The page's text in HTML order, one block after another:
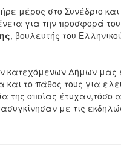
μέρος στο Συνέδριο και
για την προσφορά
, βουλευτής του
κατεχόμενων Δήμων
και το πάθος τους για
της οποίας έτυχαν,τόσο
με τις